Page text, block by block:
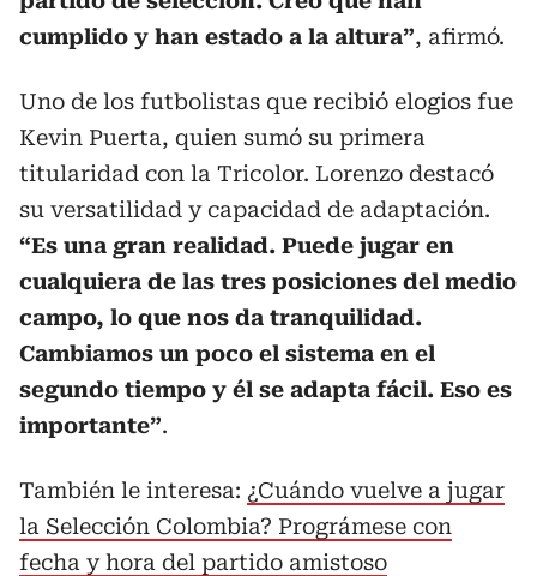
cumplido y han estado a la altura”, afirmó.
Uno de los futbolistas que recibió elogios fue
Kevin Puerta, quien sumó su primera
titularidad con la Tricolor. Lorenzo destacó
su versatilidad y capacidad de adaptación.
“Es una gran realidad. Puede jugar en
cualquiera de las tres posiciones del medio
campo, lo que nos da tranquilidad.
Cambiamos un poco el sistema en el
segundo tiempo y él se adapta fácil. Eso es
importante”.
También le interesa: ¿Cuándo vuelve a jugar
la Selección Colombia? Prográmese con
fecha y hora del partido amistoso